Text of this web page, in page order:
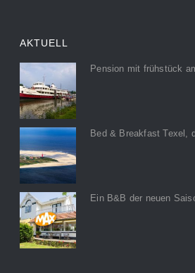
AKTUELL
Pension mit frühstück
Bed & Breakfast Texel,
Ein B&B der neuen